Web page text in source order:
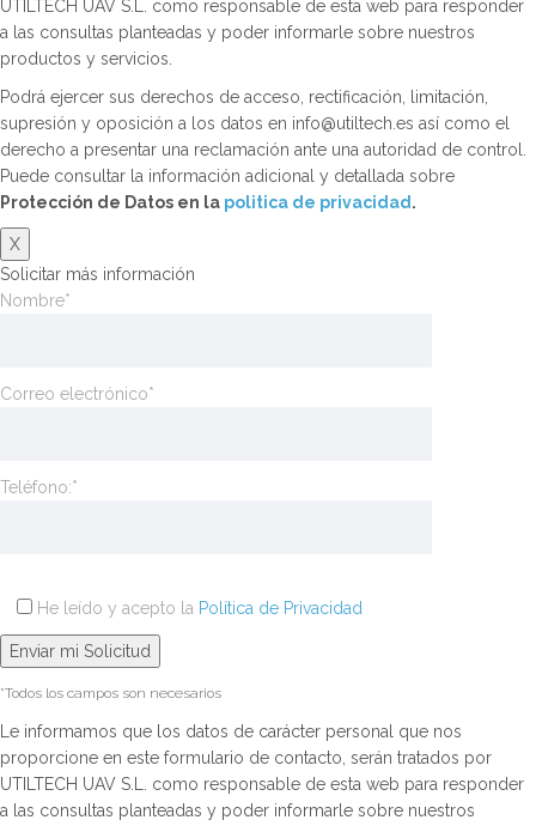
UTILTECH UAV S.L. como responsable de esta web para responder
a las consultas planteadas y poder informarle sobre nuestros
productos y servicios.
Podrá ejercer sus derechos de acceso, rectificación, limitación,
supresión y oposición a los datos en info@utiltech.es así como el
derecho a presentar una reclamación ante una autoridad de control.
Puede consultar la información adicional y detallada sobre
Protección de Datos en la politica de privacidad .
X
Solicitar más información
Nombre*
Correo electrónico*
Teléfono:*
He leído y acepto la Política de Privacidad
*Todos los campos son necesarios
Le informamos que los datos de carácter personal que nos
proporcione en este formulario de contacto, serán tratados por
UTILTECH UAV S.L. como responsable de esta web para responder
a las consultas planteadas y poder informarle sobre nuestros